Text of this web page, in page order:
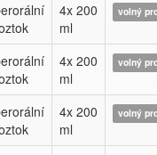
4x 200
ml
volný
4x 200
ml
volný
4x 200
ml
volný